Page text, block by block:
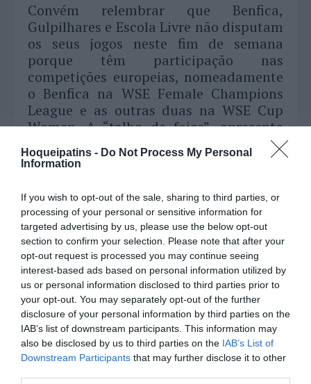
Hoqueipatins - Do Not Process My Personal
Information
If you wish to opt-out of the sale, sharing to third parties, or
processing of your personal or sensitive information for
targeted advertising by us, please use the below opt-out
section to confirm your selection. Please note that after your
opt-out request is processed you may continue seeing
interest-based ads based on personal information utilized by
us or personal information disclosed to third parties prior to
your opt-out. You may separately opt-out of the further
disclosure of your personal information by third parties on the
IAB’s list of downstream participants. This information may
also be disclosed by us to third parties on the IAB’s List of
Downstream Participants that may further disclose it to other
Convém relembrar que Benfica,
Gulpilhares e Escola Livre não disputam
os seus jogos neste fim de semana
porque têm participação nas
competições europeias, nomeadamente
o Benfica na WSE Female Champions
League e as outras duas na WSE Cup
Women. A “talho de foice”, apresento
abaixo os jogos que se realizam este fim
de semana para as competições